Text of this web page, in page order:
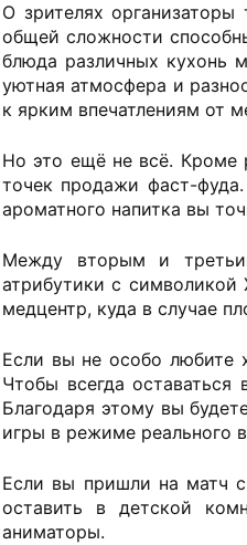
О зрителях
общей сложности
блюда различных кухонь
уютная атмосфера и
к ярким впечатлениям от
Но это ещё не всё. Кроме
точек продажи фаст-
ароматного напитка вы
Между вторым и
атрибутики с
медцентр, куда в случае
Если вы не особо любите
Чтобы всегда оставаться
Благодаря этому вы
игры в режиме реального
Если вы пришли на матч
оставить в детской
аниматоры.